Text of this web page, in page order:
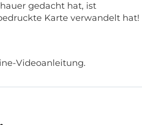
gedacht hat, ist
Karte verwandelt hat!
Videoanleitung.